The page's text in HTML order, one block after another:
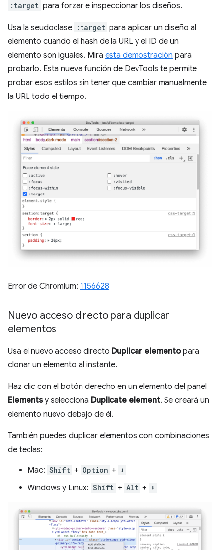
:target para forzar e inspeccionar los diseños.
Usa la seudoclase :target para aplicar un diseño al
elemento cuando el hash de la URL y el ID de un
elemento son iguales. Mira esta demostración para
probarlo. Esta nueva función de DevTools te permite
probar esos estilos sin tener que cambiar manualmente
la URL todo el tiempo.
Error de Chromium: 1156628
Nuevo acceso directo para duplicar
elementos
Usa el nuevo acceso directo Duplicar elementopara
clonar un elemento al instante.
Haz clic con el botón derecho en un elemento del panel
Elementsy selecciona Duplicate element. Se creará un
elemento nuevo debajo de él.
También puedes duplicar elementos con combinaciones
de teclas:
Mac: Shift + Option + ⬇️
Windows y Linux: Shift + Alt + ⬇️